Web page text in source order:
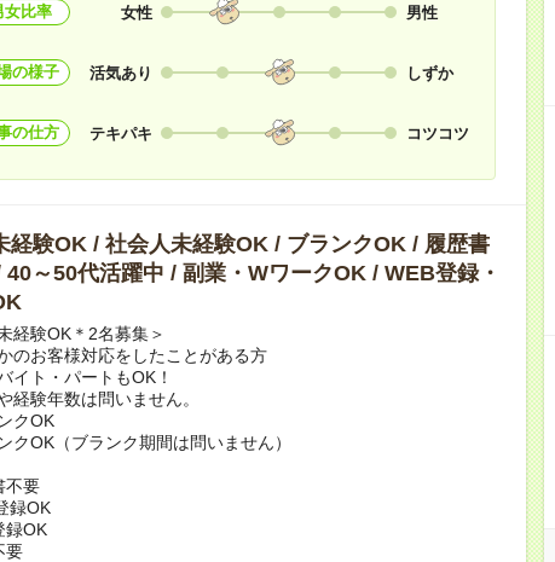
女比率 女性 男性
の様子 活気あり しずか
の仕方 テキパキ コツコツ
経験OK / 社会人未経験OK / ブランクOK / 履歴書
40～50代活躍中 / 副業・WワークOK / WEB登録・
経験OK＊2名募集＞
のお客様対応をしたことがある方
イト・パートもOK！
経験年数は問いません。
クOK
クOK（ブランク期間は問いません）
不要
録OK
録OK
要